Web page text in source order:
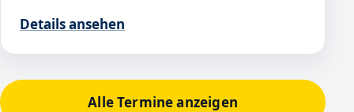
Details ansehen
Alle Termine anzeigen